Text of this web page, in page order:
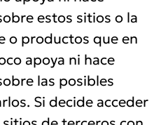
estos sitios o la
o productos que en
apoya ni hace
las posibles
Si decide acceder